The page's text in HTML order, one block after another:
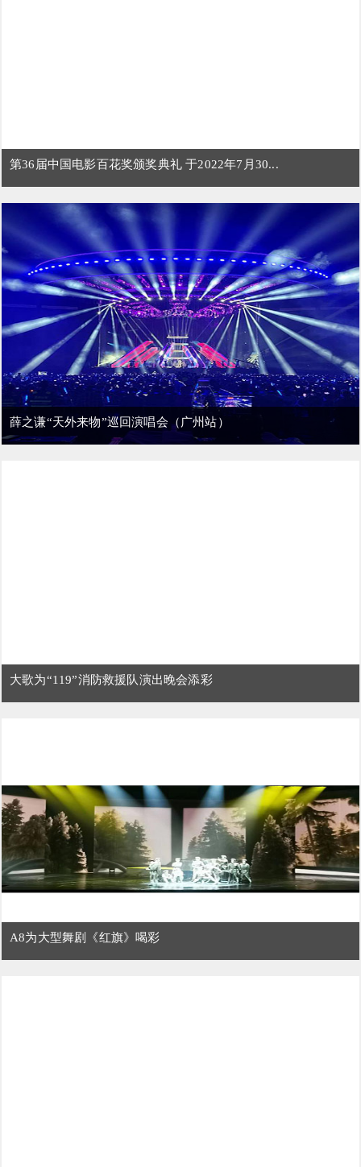
第36届中国电影百花奖颁奖典礼 于2022年7月30...
薛之谦“天外来物”巡回演唱会（广州站）
大歌为“119”消防救援队演出晚会添彩
A8为大型舞剧《红旗》喝彩